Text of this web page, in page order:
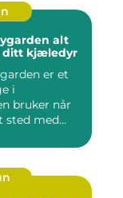
alt
ditt kjæledyr
er et
i
bruker når
sted med